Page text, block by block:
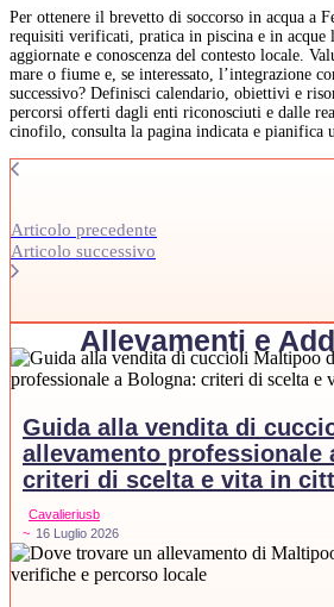
Per ottenere il brevetto di soccorso in acqua a
requisiti verificati, pratica in piscina e in acque
aggiornate e conoscenza del contesto locale.
mare o fiume e, se interessato, l’integrazione
successivo? Definisci calendario, obiettivi e
percorsi offerti dagli enti riconosciuti e dalle
cinofilo, consulta la pagina indicata e pianifica
Articolo precedente
Articolo successivo
Allevamenti e
Guida alla vendita di
allevamento professionale
criteri di scelta e vita in
Cavalieriusb
~ 16 Luglio 2026